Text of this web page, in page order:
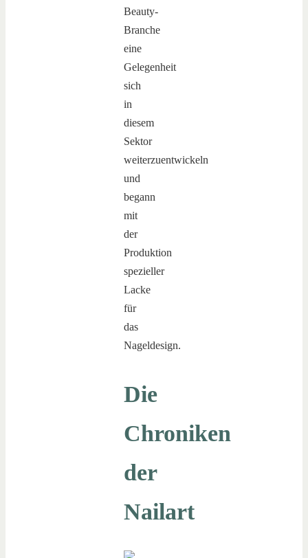
Beauty-
Branche
eine
Gelegenheit
sich
in
diesem
Sektor
weiterzuentwickeln
und
begann
mit
der
Produktion
spezieller
Lacke
für
das
Nageldesign.
Die
Chroniken
der
Nailart